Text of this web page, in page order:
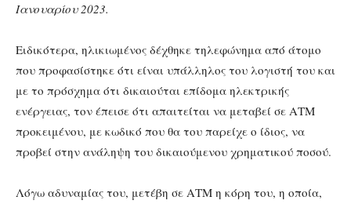
Ιανουαρίου 2023.
Ειδικότερα, ηλικιωμένος δέχθηκε τηλεφώνημα από άτομο
που προφασίστηκε ότι είναι υπάλληλος του λογιστή του και
με το πρόσχημα ότι δικαιούται επίδομα ηλεκτρικής
ενέργειας, τον έπεισε ότι απαιτείται να μεταβεί σε ΑΤΜ
προκειμένου, με κωδικό που θα του παρείχε ο ίδιος, να
προβεί στην ανάληψη του δικαιούμενου χρηματικού ποσού.
Λόγω αδυναμίας του, μετέβη σε ΑΤΜ η κόρη του, η οποία,